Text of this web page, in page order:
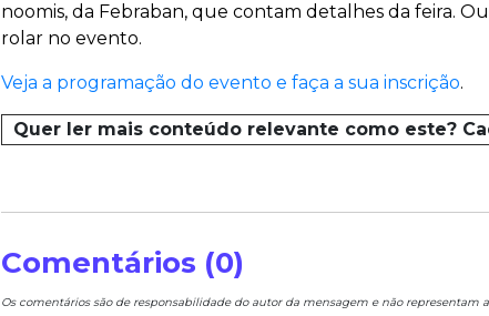
noomis, da Febraban, que contam detalhes da feira.
rolar no evento.
Veja a programação do evento e faça a sua inscrição.
Quer ler mais conteúdo relevante como este?
Comentários (0)
Os comentários são de responsabilidade do autor da mensagem e não representam